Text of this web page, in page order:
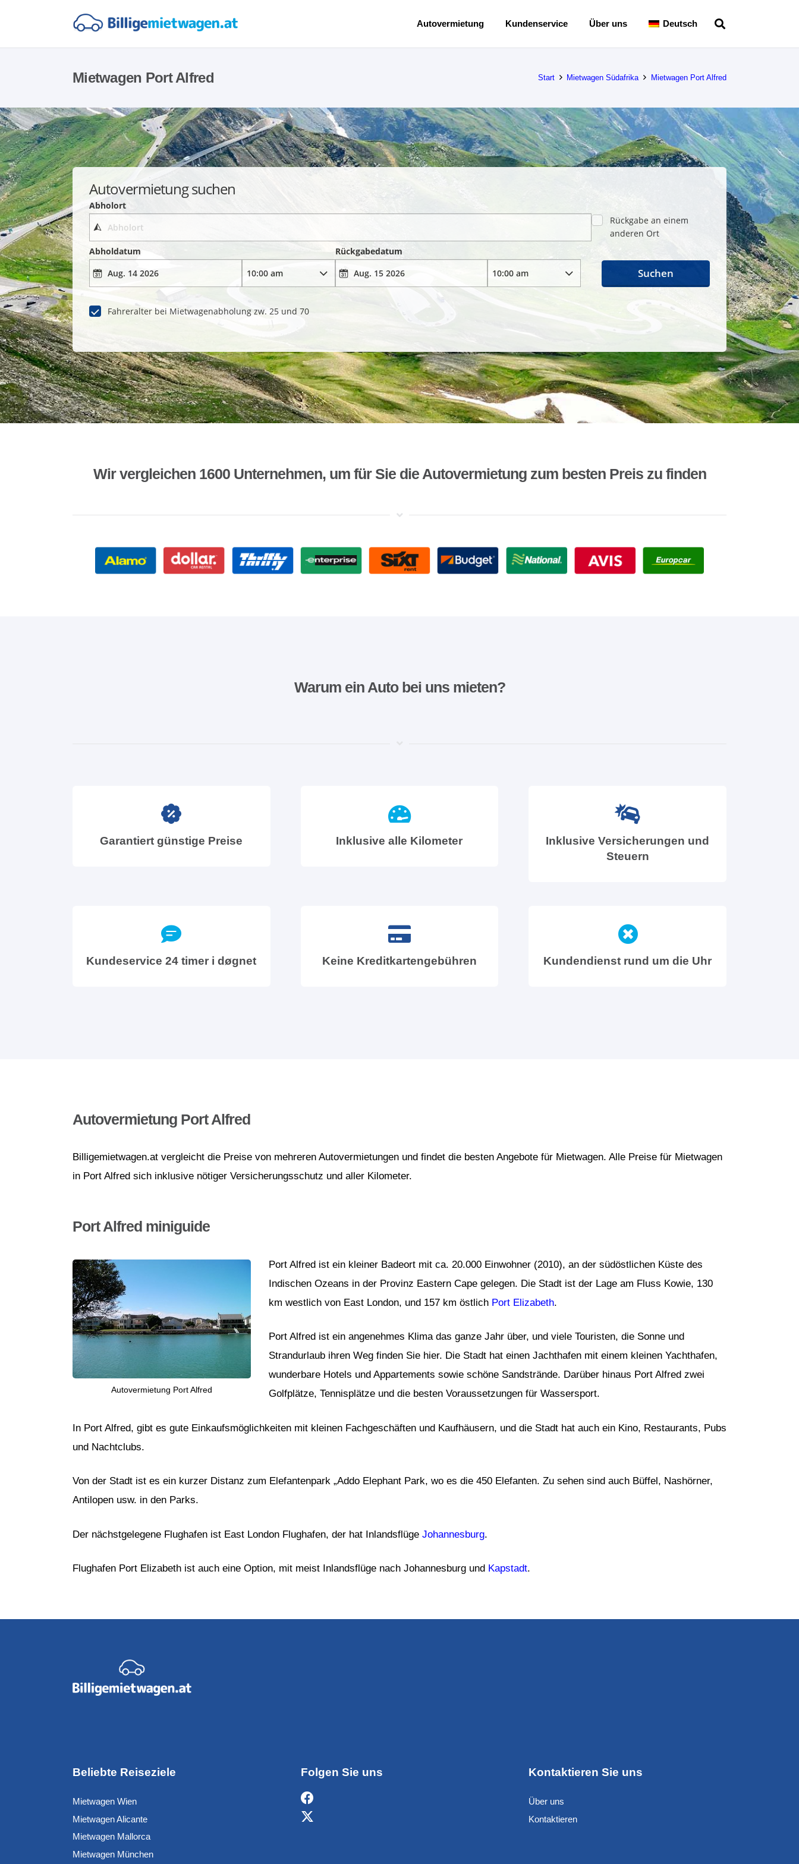
Autovermietung Kundenservice Über uns Deutsch
Mietwagen Port Alfred Start Mietwagen Südafrika Mietwagen Port Alfred
Autovermietung suchen
Abholort
Rückgabe an einem
anderen Ort
Abholdatum
Rückgabedatum
Fahreralter bei Mietwagenabholung zw. 25 und 70
Suchen
Wir vergleichen 1600 Unternehmen, um für Sie die Autovermietung zum besten Preis zu finden
Warum ein Auto bei uns mieten?
Garantiert günstige Preise Inklusive alle Kilometer
Inklusive Versicherungen und
Steuern
Kundeservice 24 timer i døgnet Keine Kreditkartengebühren Kundendienst rund um die Uhr
Autovermietung Port Alfred
Billigemietwagen.at vergleicht die Preise von mehreren Autovermietungen und findet die besten Angebote für Mietwagen. Alle Preise für Mietwagen
in Port Alfred sich inklusive nötiger Versicherungsschutz und aller Kilometer.
Port Alfred miniguide
Autovermietung Port Alfred
Port Alfred ist ein kleiner Badeort mit ca. 20.000 Einwohner (2010), an der südöstlichen Küste des
Indischen Ozeans in der Provinz Eastern Cape gelegen. Die Stadt ist der Lage am Fluss Kowie, 130
km westlich von East London, und 157 km östlich Port Elizabeth.
Port Alfred ist ein angenehmes Klima das ganze Jahr über, und viele Touristen, die Sonne und
Strandurlaub ihren Weg finden Sie hier. Die Stadt hat einen Jachthafen mit einem kleinen Yachthafen,
wunderbare Hotels und Appartements sowie schöne Sandstrände. Darüber hinaus Port Alfred zwei
Golfplätze, Tennisplätze und die besten Voraussetzungen für Wassersport.
In Port Alfred, gibt es gute Einkaufsmöglichkeiten mit kleinen Fachgeschäften und Kaufhäusern, und die Stadt hat auch ein Kino, Restaurants, Pubs
und Nachtclubs.
Von der Stadt ist es ein kurzer Distanz zum Elefantenpark „Addo Elephant Park, wo es die 450 Elefanten. Zu sehen sind auch Büffel, Nashörner,
Antilopen usw. in den Parks.
Der nächstgelegene Flughafen ist East London Flughafen, der hat Inlandsflüge Johannesburg.
Flughafen Port Elizabeth ist auch eine Option, mit meist Inlandsflüge nach Johannesburg und Kapstadt.
Beliebte Reiseziele
Mietwagen Wien
Mietwagen Alicante
Mietwagen Mallorca
Mietwagen München
Folgen Sie uns Kontaktieren Sie uns
Über uns
Kontaktieren